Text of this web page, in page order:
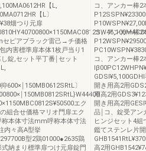
【L,
【L〕
畑つり元扉
セピアプラック雷己→チ価格
内害標準扉本体1枚戸当り1
錠,セット平丁番￨セット
600×￨150MB0612SRtL〕
￨150MB0812SRtL}W44400
エク
組合せ価格マリオ門扉エク
称本体寸法mm呼称本体寸法
内々高A型挙
型2鶏01000●2635鶏
納まり標準扉つけ元扉錠門
コ、アンカー棒2
コ、アンカー棒2
コ、アンカー棒2
開き用高2用
用高2用
開き用高2用
品￨コ、錠受アン
ヒンジセット4組
鑑てステンレ片
高2用